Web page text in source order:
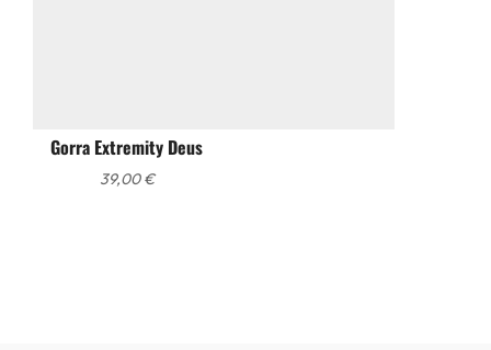
Gorra Extremity Deus
39,00€